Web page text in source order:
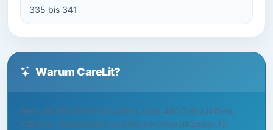
335 bis 341
Warum CareLit?
Mehr als 500.000 Fachartikel, über 450 Zeitschriften,
Volltexte, Readerlisten und Recherchewerkzeuge für